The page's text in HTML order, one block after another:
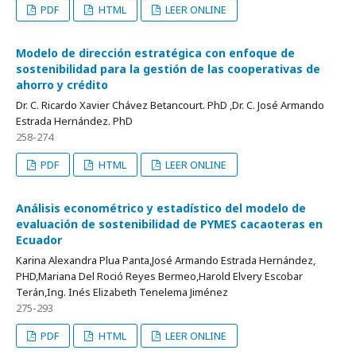
PDF
HTML LEER ONLINE
Modelo de dirección estratégica con enfoque de
sostenibilidad para la gestión de las cooperativas de
ahorro y crédito
Dr. C. Ricardo Xavier Chávez Betancourt. PhD ,Dr. C. José Armando
Estrada Hernández. PhD
258-274
PDF
HTML LEER ONLINE
Análisis econométrico y estadístico del modelo de
evaluación de sostenibilidad de PYMES cacaoteras en
Ecuador
Karina Alexandra Plua Panta,José Armando Estrada Hernández,
PHD,Mariana Del Roció Reyes Bermeo,Harold Elvery Escobar
Terán,Ing. Inés Elizabeth Tenelema Jiménez
275-293
PDF
HTML LEER ONLINE